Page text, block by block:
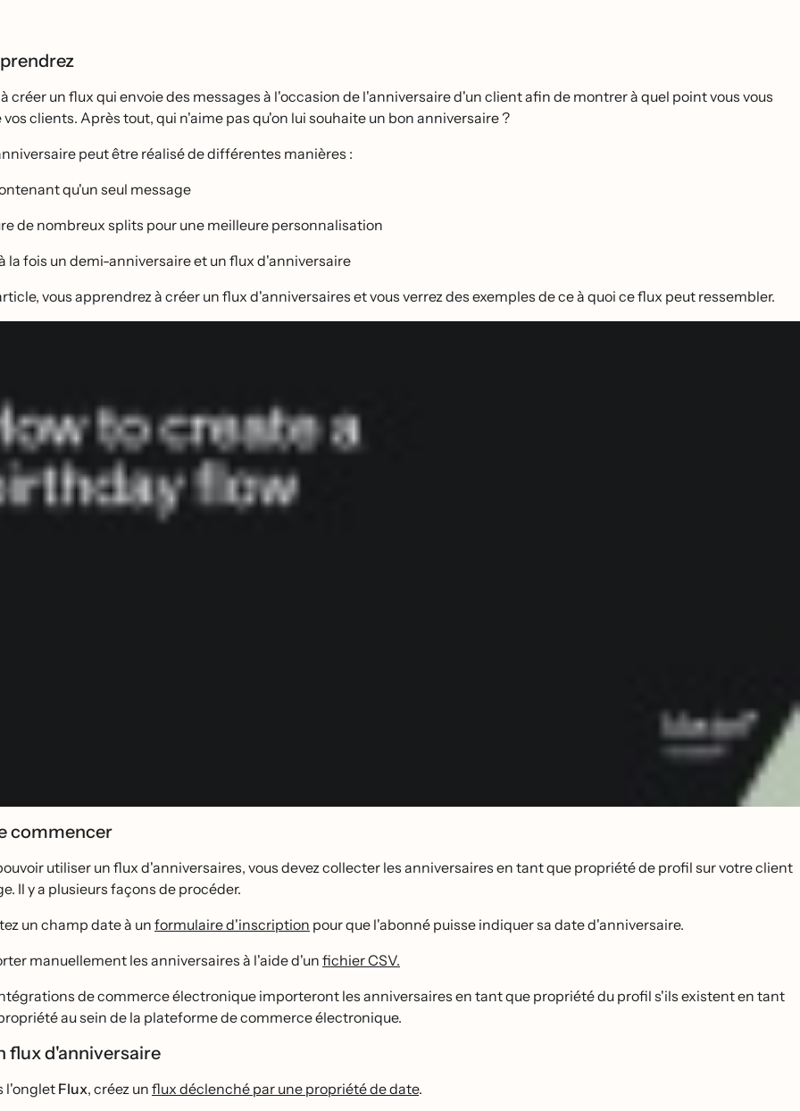
créer un flux qui envoie des messages à l'occasion de l'anniversaire d'un client afin de montrer à quel point vous vous
vos clients. Après tout, qui n'aime pas qu'on lui souhaite un bon anniversaire ?
peut être réalisé de différentes manières :
qu'un seul message
de nombreux splits pour une meilleure personnalisation
la fois un demi-anniversaire et un flux d'anniversaire
vous apprendrez à créer un flux d'anniversaires et vous verrez des exemples de ce à quoi ce flux peut ressembler.
commencer
utiliser un flux d'anniversaires, vous devez collecter les anniversaires en tant que propriété de profil sur votre client
Il y a plusieurs façons de procéder.
un champ date à un formulaire d'inscription pour que l'abonné puisse indiquer sa date d'anniversaire.
manuellement les anniversaires à l'aide d'unfichier CSV.
de commerce électronique importeront les anniversaires en tant que propriété du profil s'ils existent en tant
au sein de la plateforme de commerce électronique.
flux d'anniversaire
l'onglet Flux, créez un flux déclenché par une propriété de date.